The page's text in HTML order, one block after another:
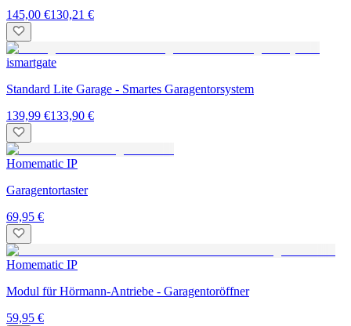
145,00 €130,21 €
ismartgate
Standard Lite Garage - Smartes Garagentorsystem
139,99 €133,90 €
Homematic IP
Garagentortaster
69,95 €
Homematic IP
Modul für Hörmann-Antriebe - Garagentoröffner
59,95 €